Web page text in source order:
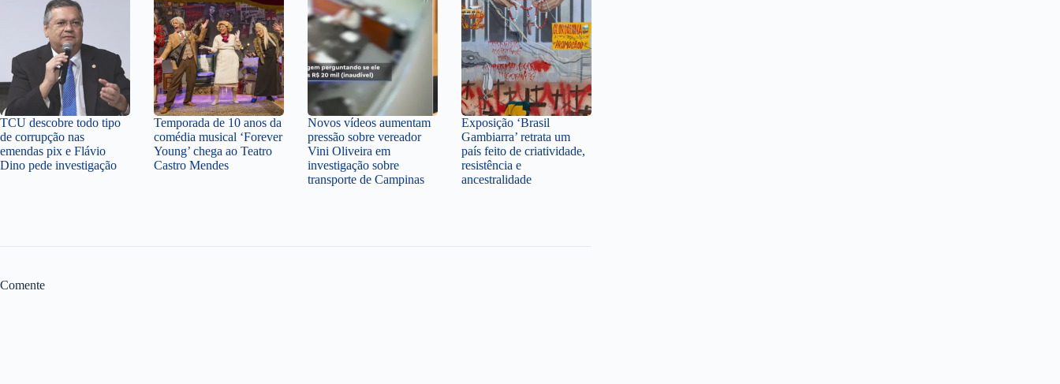
TCU descobre todo tipo
de corrupção nas
emendas pix e Flávio
Dino pede investigação
Temporada de 10 anos da
comédia musical ‘Forever
Young’ chega ao Teatro
Castro Mendes
Novos vídeos aumentam
pressão sobre vereador
Vini Oliveira em
investigação sobre
transporte de Campinas
Exposição ‘Brasil
Gambiarra’ retrata um
país feito de criatividade,
resistência e
ancestralidade
Comente